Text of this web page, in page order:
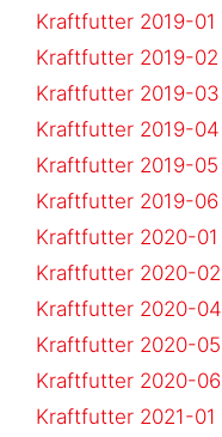
Kraftfutter 2019-01
Kraftfutter 2019-02
Kraftfutter 2019-03
Kraftfutter 2019-04
Kraftfutter 2019-05
Kraftfutter 2019-06
Kraftfutter 2020-01
Kraftfutter 2020-02
Kraftfutter 2020-04
Kraftfutter 2020-05
Kraftfutter 2020-06
Kraftfutter 2021-01